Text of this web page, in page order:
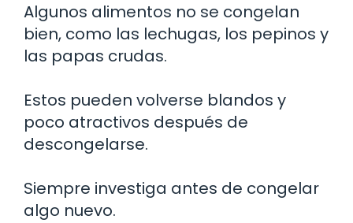
Algunos alimentos no se congelan
bien, como las lechugas, los pepinos y
las papas crudas.
Estos pueden volverse blandos y
poco atractivos después de
descongelarse.
Siempre investiga antes de congelar
algo nuevo.